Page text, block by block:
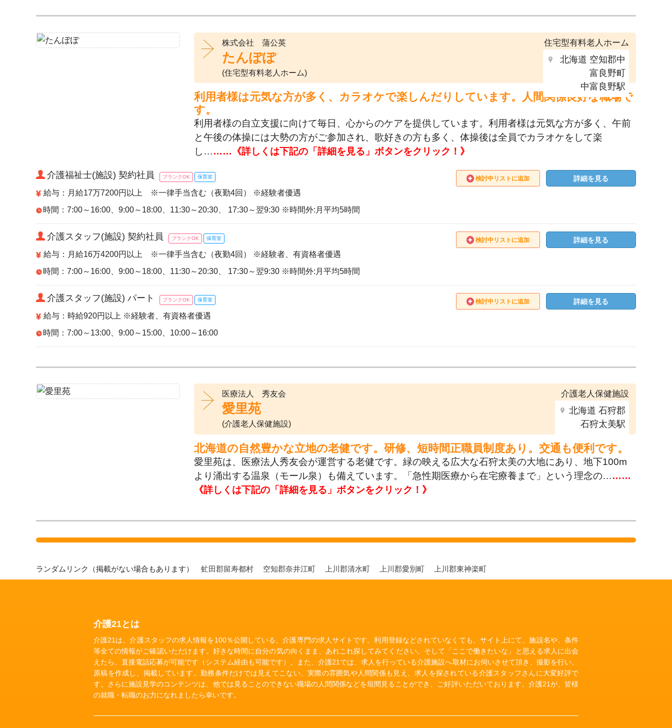
株式会社 蒲公英
たんぽぽ
(住宅型有料老人ホーム)
住宅型有料老人ホーム
北海道 空知郡中
富良野町
中富良野駅
利用者様は元気な方が多く、カラオケで楽しんだりしています。人間関係良好な職場で
す。
利用者様の自立支援に向けて毎日、心からのケアを提供しています。利用者様は元気な方が多く、午前
と午後の体操には大勢の方がご参加され、歌好きの方も多く、体操後は全員でカラオケをして楽
し………《詳しくは下記の「詳細を見る」ボタンをクリック！》
介護福祉士(施設) 契約社員 ブランクOK 保育室
給与：月給17万7200円以上 ※一律手当含む（夜勤4回） ※経験者優遇
時間：7:00～16:00、9:00～18:00、11:30～20:30、 17:30～翌9:30 ※時間外:月平均5時間
検討中リストに追加 詳細を見る
介護スタッフ(施設) 契約社員 ブランクOK 保育室
給与：月給16万4200円以上 ※一律手当含む（夜勤4回） ※経験者、有資格者優遇
時間：7:00～16:00、9:00～18:00、11:30～20:30、 17:30～翌9:30 ※時間外:月平均5時間
検討中リストに追加 詳細を見る
介護スタッフ(施設) パート ブランクOK 保育室
給与：時給920円以上 ※経験者、有資格者優遇
時間：7:00～13:00、9:00～15:00、10:00～16:00
検討中リストに追加 詳細を見る
医療法人 秀友会
愛里苑
(介護老人保健施設)
介護老人保健施設
北海道 石狩郡
石狩太美駅
北海道の自然豊かな立地の老健です。研修、短時間正職員制度あり。交通も便利です。
愛里苑は、医療法人秀友会が運営する老健です。緑の映える広大な石狩太美の大地にあり、地下100m
より涌出する温泉（モール泉）も備えています。「急性期医療から在宅療養まで」という理念の………
《詳しくは下記の「詳細を見る」ボタンをクリック！》
ランダムリンク（掲載がない場合もあります） 虻田郡留寿都村 空知郡奈井江町 上川郡清水町 上川郡愛別町 上川郡東神楽町
介護21とは
介護21は、介護スタッフの求人情報を100％公開している、介護専門の求人サイトです。利用登録などされていなくても、サイト上にて、施設名や、条件
等全ての情報がご確認いただけます。好きな時間に自分の気の向くまま、あれこれ探してみてください。そして「ここで働きたいな」と思える求人に出会
えたら、直接電話応募が可能です（システム経由も可能です）。また、介護21では、求人を行っている介護施設へ取材にお伺いさせて頂き、撮影を行い、
原稿を作成し、掲載しています。勤務条件だけでは見えてこない、実際の雰囲気や人間関係も見え、求人を探されている介護スタッフさんに大変好評で
す。さらに施設見学のコンテンツは、他では見ることのできない職場の人間関係などを垣間見ることができ、ご好評いただいております。介護21が、皆様
の就職・転職のお力になれましたら幸いです。